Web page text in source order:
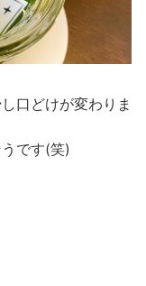
口どけが変わりま
です(笑)